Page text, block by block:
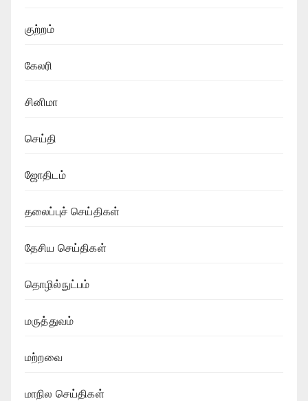
குற்றம்
கேலரி
சினிமா
செய்தி
ஜோதிடம்
தலைப்புச் செய்திகள்
தேசிய செய்திகள்
தொழில்நுட்பம்
மருத்துவம்
மற்றவை
மாநில செய்திகள்